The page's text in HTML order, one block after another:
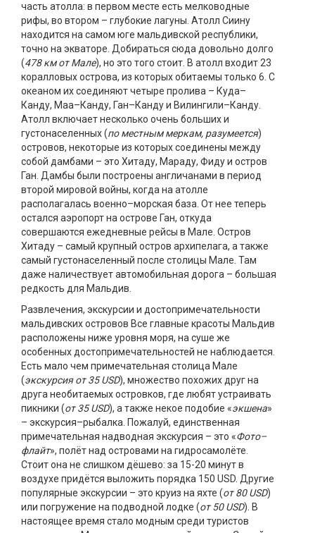
часть атолла: в первом месте есть мелководные
рифы, во втором – глубокие лагуны. Атолл Сиину
находится на самом юге мальдивской республики,
точно на экваторе. Добираться сюда довольно долго
(478 км от Мале), но это того стоит. В атолл входит 23
коралловых острова, из которых обитаемы только 6. С
океаном их соединяют четыре пролива – Куда–
Канду, Маа–Канду, Ган–Канду и Вилингили–Канду.
Атолл включает несколько очень больших и
густонаселенных (по местным меркам, разумеется)
островов, некоторые из которых соединены между
собой дамбами – это Хитаду, Мараду, Фиду и остров
Ган. Дамбы были построены англичанами в период
второй мировой войны, когда на атолле
располагалась военно–морская база. От нее теперь
остался аэропорт на острове Ган, откуда
совершаются ежедневные рейсы в Мале. Остров
Хитаду – самый крупный остров архипелага, а также
самый густонаселенный после столицы Мале. Там
даже наличествует автомобильная дорога – большая
редкость для Мальдив.
Развлечения, экскурсии и достопримечательности
мальдивских островов Все главные красоты Мальдив
расположены ниже уровня моря, на суше же
особенных достопримечательностей не наблюдается.
Есть мало чем примечательная столица Мале
(экскурсия от 35 USD), множество похожих друг на
друга необитаемых островков, где любят устраивать
пикники (от 35 USD), а также некое подобие «экшена»
– экскурсия–рыбалка. Пожалуй, единственная
примечательная надводная экскурсия – это «Фото–
флайт», полёт над островами на гидросамолёте.
Стоит она не слишком дёшево: за 15-20 минут в
воздухе придётся выложить порядка 150 USD. Другие
популярные экскурсии – это круиз на яхте (от 80 USD)
или погружение на подводной лодке (от 50 USD). В
настоящее время стало модным среди туристов